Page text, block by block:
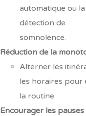
automatique ou la
détection de
somnolence.
Réduction de la
Alterner les
les horaires pour
la routine.
Encourager les pauses